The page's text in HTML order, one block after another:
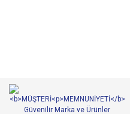
Ürün resmi kalitesiz, bozuk
Ürün açıklamasında eksik